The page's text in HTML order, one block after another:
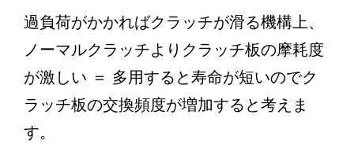
過負荷がかかればクラッチが滑る機構上、
ノーマルクラッチよりクラッチ板の摩耗度
が激しい ＝ 多用すると寿命が短いのでク
ラッチ板の交換頻度が増加すると考えま
す。